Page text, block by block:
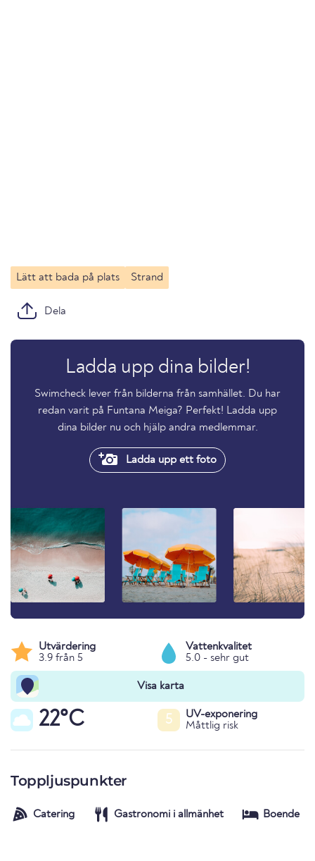
Lätt att bada på plats Strand
Dela
Ladda upp dina bilder!
Swimcheck lever från bilderna från samhället. Du har
redan varit på Funtana Meiga? Perfekt! Ladda upp
dina bilder nu och hjälp andra medlemmar.
Ladda upp ett foto
Utvärdering
3.9 från 5
Vattenkvalitet
5.0 - sehr gut
Visa karta
22°C 5
UV-exponering
Måttlig risk
Toppljuspunkter
Catering Gastronomi i allmänhet Boende